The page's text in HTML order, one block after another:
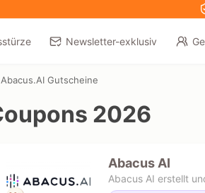
Newsletter-exklusiv
Abacus.AI Gutscheine
2026
Abacus AI
Abacus AI erstellt